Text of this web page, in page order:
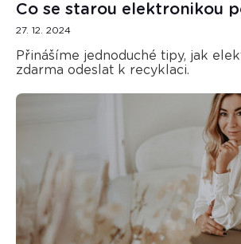
Co se starou elektronikou
27. 12. 2024
Přinášíme jednoduché tipy, jak
zdarma odeslat k recyklaci.